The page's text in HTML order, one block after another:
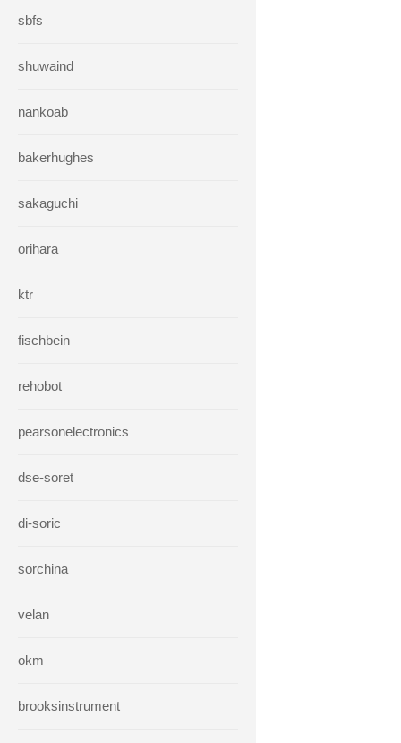
sbfs
shuwaind
nankoab
bakerhughes
sakaguchi
orihara
ktr
fischbein
rehobot
pearsonelectronics
dse-soret
di-soric
sorchina
velan
okm
brooksinstrument